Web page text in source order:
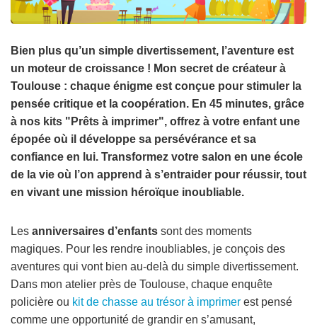
Bien plus qu’un simple divertissement, l’aventure est
un moteur de croissance ! Mon secret de créateur à
Toulouse : chaque énigme est conçue pour stimuler la
pensée critique et la coopération. En 45 minutes, grâce
à nos kits "Prêts à imprimer", offrez à votre enfant une
épopée où il développe sa persévérance et sa
confiance en lui. Transformez votre salon en une école
de la vie où l’on apprend à s’entraider pour réussir, tout
en vivant une mission héroïque inoubliable.
Les anniversaires d’enfants sont des moments
magiques. Pour les rendre inoubliables, je conçois des
aventures qui vont bien au-delà du simple divertissement.
Dans mon atelier près de Toulouse, chaque enquête
policière ou kit de chasse au trésor à imprimer est pensé
comme une opportunité de grandir en s’amusant,